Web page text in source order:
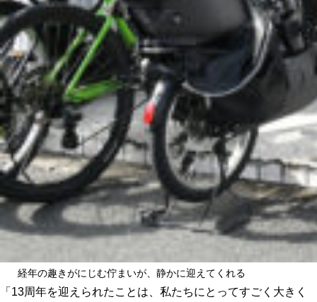
経年の趣きがにじむ佇まいが、静かに迎えてくれる
「13周年を迎えられたことは、私たちにとってすごく大きく